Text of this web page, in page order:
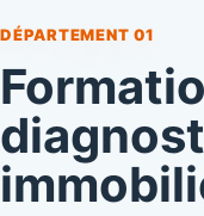
DÉPARTEMENT 01